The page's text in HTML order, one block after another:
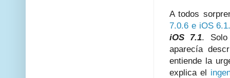
A todos
7.0.6 e iOS
iOS 7.1.
aparecía
entiende la
explica el